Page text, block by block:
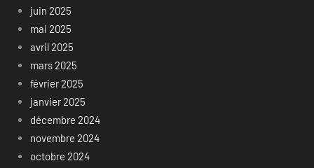
juin 2025
mai 2025
avril 2025
mars 2025
février 2025
janvier 2025
décembre 2024
novembre 2024
octobre 2024